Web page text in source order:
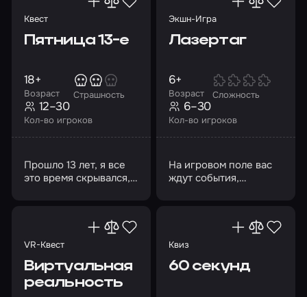
Квест
Пятница 13-е
Возраст
18+
Страшность
Кол-во игроков
12–30
Прошло 13 лет, я все
это время скрывался,
Экшн-Игра
Лазертаг
Возраст
6+
Сложность
Кол-во игроков
6–30
На игровом поле вас
ждут события,
VR-Квест
Виртуальная
реальность
Квиз
60 секунд